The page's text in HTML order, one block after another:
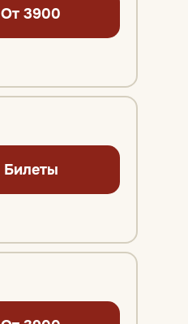
От 3900
Билеты